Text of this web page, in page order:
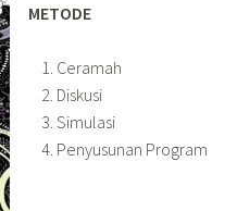
METODE
Ceramah
Diskusi
Simulasi
Penyusunan Program